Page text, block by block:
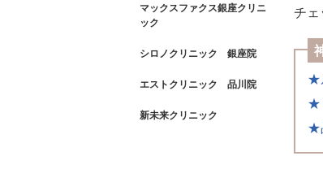
チ
★
★
★
マックスファクス銀座クリニ
ック
シロノクリニック 銀座院
エストクリニック 品川院
新未来クリニック